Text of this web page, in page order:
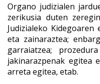
Organo judizialen
zerikusia duten
Judizialeko Kidegoaren
eta zainaraztea;
garraiatzea;
jakinarazpenak egitea
arreta egitea, etab.